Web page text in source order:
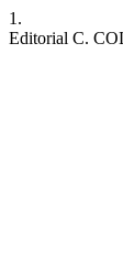
1.
Editorial C.